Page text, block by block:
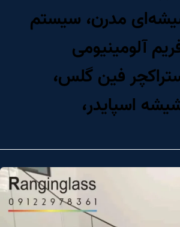
مدرن، سیستم
آلومینیومی
فین گلس،
اسپایدر،